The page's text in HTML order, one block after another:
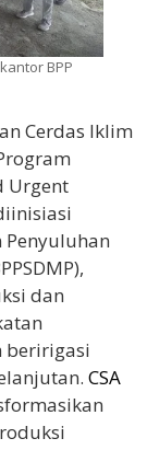
BPP
Cerdas Iklim
Urgent
dan
beririgasi
CSA